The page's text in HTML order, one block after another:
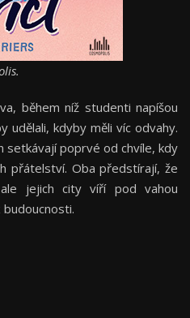
během níž studenti napíšou
udělali, kdyby měli víc odvahy.
setkávají poprvé od chvíle, kdy
přátelství. Oba předstírají, že
jejich city víří pod vahou